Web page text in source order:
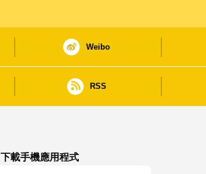
Weibo
RSS
下載手機應用程式